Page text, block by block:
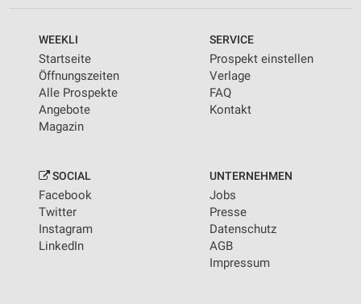
WEEKLI
Startseite
Öffnungszeiten
Alle Prospekte
Angebote
Magazin
SERVICE
Prospekt einstellen
Verlage
FAQ
Kontakt
SOCIAL
Facebook
Twitter
Instagram
LinkedIn
UNTERNEHMEN
Jobs
Presse
Datenschutz
AGB
Impressum